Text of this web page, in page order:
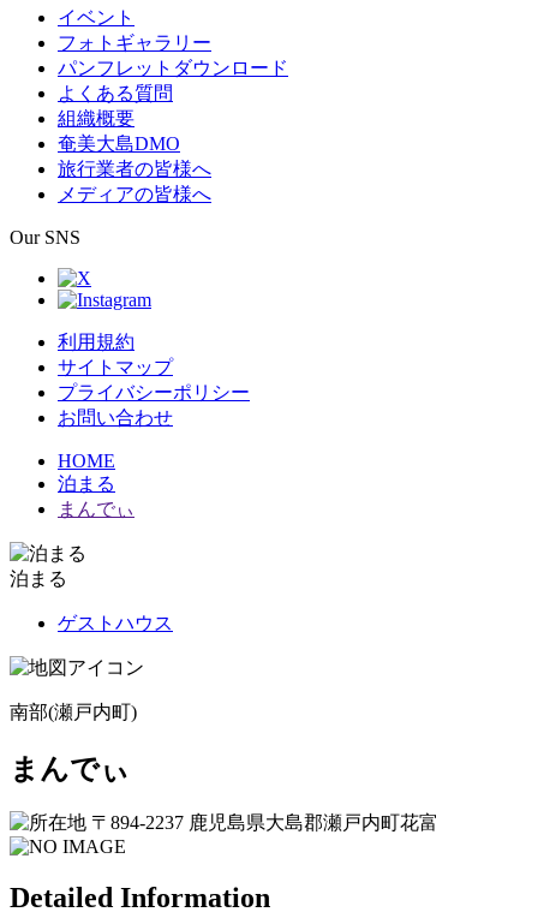
イベント
フォトギャラリー
パンフレットダウンロード
よくある質問
組織概要
奄美大島DMO
旅行業者の皆様へ
メディアの皆様へ
Our SNS
利用規約
サイトマップ
プライバシーポリシー
お問い合わせ
HOME
泊まる
まんでぃ
泊まる
ゲストハウス
南部(瀬戸内町)
まんでぃ
〒894-2237 鹿児島県大島郡瀬戸内町花富
Detailed Information